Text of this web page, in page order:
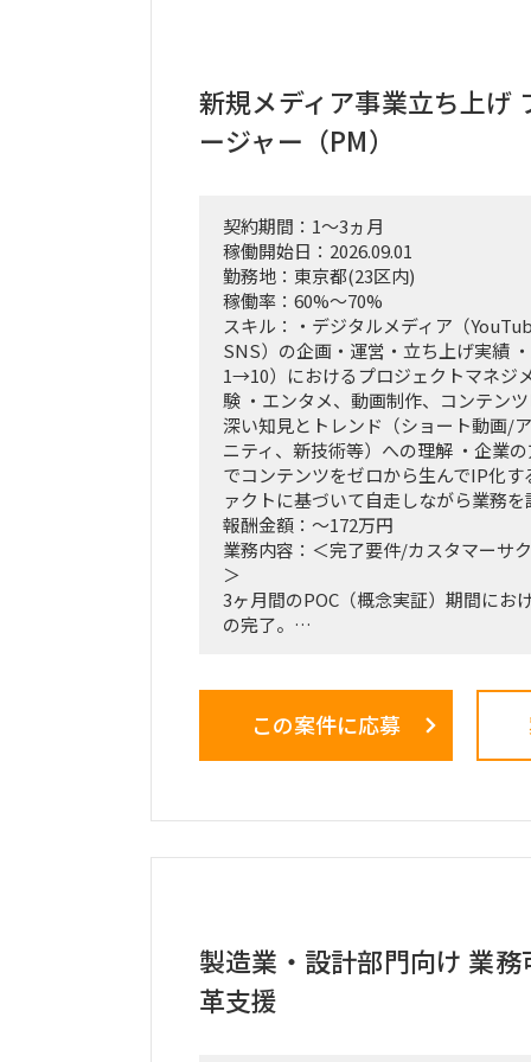
新規メディア事業立ち上げ
ージャー（PM）
契約期間：1～3ヵ月
稼働開始日：2026.09.01
勤務地：東京都(23区内)
稼働率：60%～70%
スキル：・デジタルメディア（
SNS）の企画・運営・立ち上げ実績
1→10）におけるプロジェクトマネジ
験 ・エンタメ、動画制作、コンテン
深い知見とトレンド（ショート動画/
ニティ、新技術等）への理解 ・企業
でコンテンツをゼロから生んでIP化
ァクトに基づいて自走しながら業務
報酬金額：～172万円
業務内容：＜完了要件/カスタマーサ
＞
3ヶ月間のPOC（概念実証）期間にお
の完了。
＜業務内容＞
計および進行管理。
・事業計画、ターゲット層の選定、
・週1回または隔週1回程度の定例ミ
よび進捗報告。
この案件に応募
製造業・設計部門向け 業
革支援